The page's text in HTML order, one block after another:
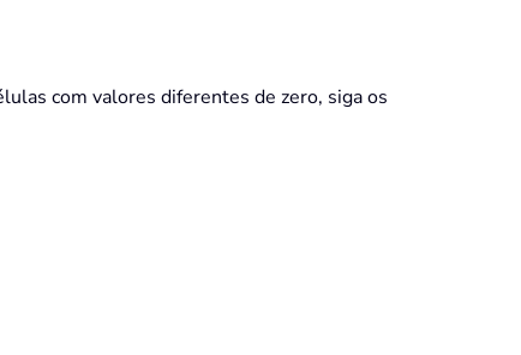
com valores diferentes de zero, siga os